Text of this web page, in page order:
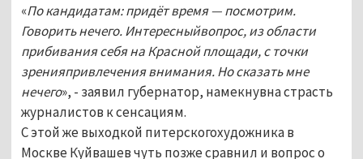
«По кандидатам: придёт время — посмотрим.
Говорить нечего. Интересныйвопрос, из области
прибивания себя на Красной площади, с точки
зренияпривлечения внимания. Но сказать мне
нечего», - заявил губернатор, намекнувна страсть
журналистов к сенсациям.
С этой же выходкой питерскогохудожника в
Москве Куйвашев чуть позже сравнил и вопрос о